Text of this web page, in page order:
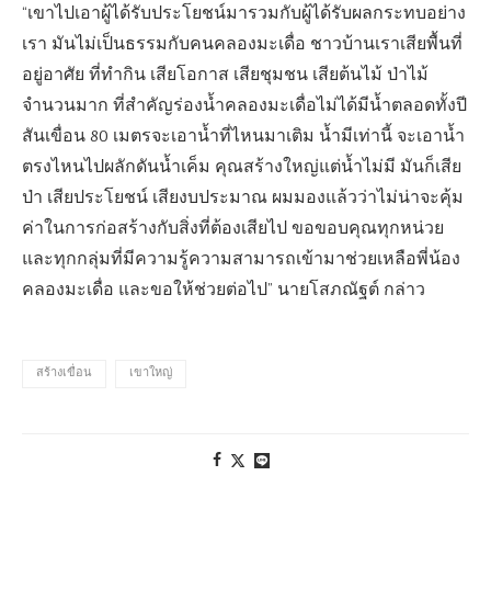
“เขาไปเอาผู้ได้รับประโยชน์มารวมกับผู้ได้รับผลกระทบอย่าง
เรา มันไม่เป็นธรรมกับคนคลองมะเดื่อ ชาวบ้านเราเสียพื้นที่
อยู่อาศัย ที่ทำกิน เสียโอกาส เสียชุมชน เสียต้นไม้ ป่าไม้
จำนวนมาก ที่สำคัญร่องน้ำคลองมะเดื่อไม่ได้มีน้ำตลอดทั้งปี
สันเขื่อน 80 เมตรจะเอาน้ำที่ไหนมาเติม น้ำมีเท่านี้ จะเอาน้ำ
ตรงไหนไปผลักดันน้ำเค็ม คุณสร้างใหญ่แต่น้ำไม่มี มันก็เสีย
ป่า เสียประโยชน์ เสียงบประมาณ ผมมองแล้วว่าไม่น่าจะคุ้ม
ค่าในการก่อสร้างกับสิ่งที่ต้องเสียไป ขอขอบคุณทุกหน่วย
และทุกกลุ่มที่มีความรู้ความสามารถเข้ามาช่วยเหลือพี่น้อง
คลองมะเดื่อ และขอให้ช่วยต่อไป” นายโสภณัฐต์ กล่าว
สร้างเขื่อน เขาใหญ่